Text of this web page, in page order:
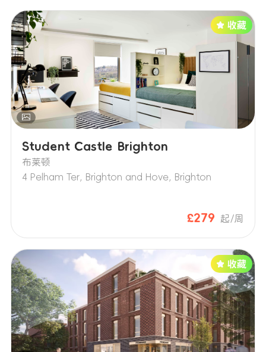
部流程完成后方解除原租约义务；
押金：转租成功后扣除欠费、损坏费用予以
退还。
Student Castle Brighton
布莱顿
4 Pelham Ter, Brighton and Hove, Brighton
£279 起/周